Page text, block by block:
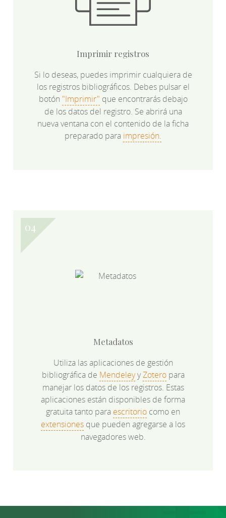
Imprimir registros
Si lo deseas, puedes imprimir cualquiera de
los registros bibliográficos. Debes pulsar el
botón "Imprimir" que encontrarás debajo
de los datos del registro. Se abrirá una
nueva ventana con el contenido de la ficha
preparado para impresión.
Metadatos
Utiliza las aplicaciones de gestión
bibliográfica de MendeleyyZoteropara
manejar los datos de los registros. Estas
aplicaciones están disponibles de forma
gratuita tanto para escritorio como en
extensiones que pueden agregarse a los
navegadores web.